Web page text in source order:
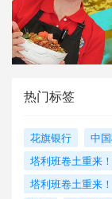
热门标签
花旗银行 中
塔利班卷土重来
塔利班卷土重来！